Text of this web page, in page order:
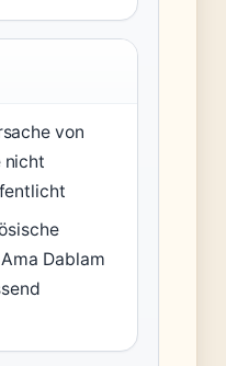
von
nicht
Dablam